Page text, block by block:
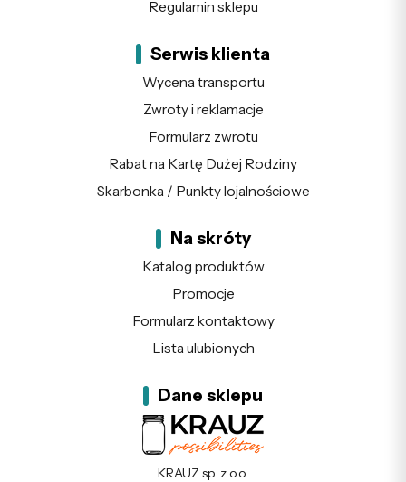
Regulamin sklepu
Serwis klienta
Wycena transportu
Zwroty i reklamacje
Formularz zwrotu
Rabat na Kartę Dużej Rodziny
Skarbonka / Punkty lojalnościowe
Na skróty
Katalog produktów
Promocje
Formularz kontaktowy
Lista ulubionych
Dane sklepu
KRAUZ sp. z o.o.